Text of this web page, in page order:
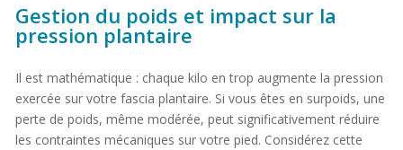
Gestion du poids et impact sur la
pression plantaire
Il est mathématique : chaque kilo en trop augmente la pression
exercée sur votre fascia plantaire. Si vous êtes en surpoids, une
perte de poids, même modérée, peut significativement réduire
les contraintes mécaniques sur votre pied. Considérez cette